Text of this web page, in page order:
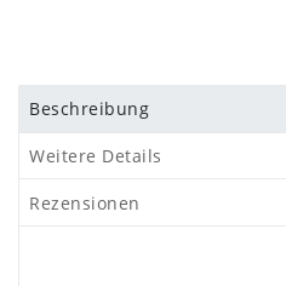
Beschreibung
Weitere Details
Rezensionen